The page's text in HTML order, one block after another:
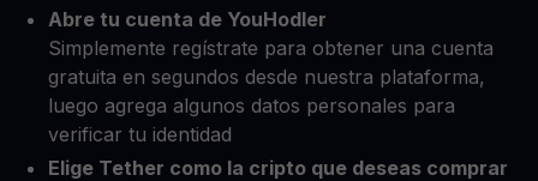
Abre tu cuenta de YouHodler
Simplemente regístrate para obtener una cuenta
gratuita en segundos desde nuestra plataforma,
luego agrega algunos datos personales para
verificar tu identidad
Elige Tether como la cripto que deseas comprar